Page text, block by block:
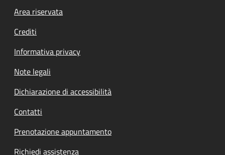
Footer menu
Area riservata
Crediti
Informativa privacy
Note legali
Dichiarazione di accessibilità
Contatti
Prenotazione appuntamento
Richiedi assistenza